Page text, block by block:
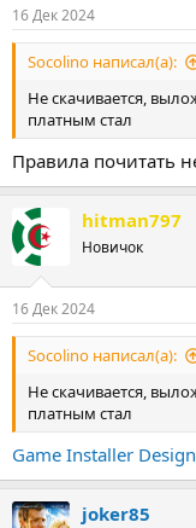
16 Дек 2024
Socolino написал(а):
Не скачивается,
платным стал
Правила почитать
hitman797
Новичок
16 Дек 2024
Socolino написал(а):
Не скачивается,
платным стал
Game Installer
joker85